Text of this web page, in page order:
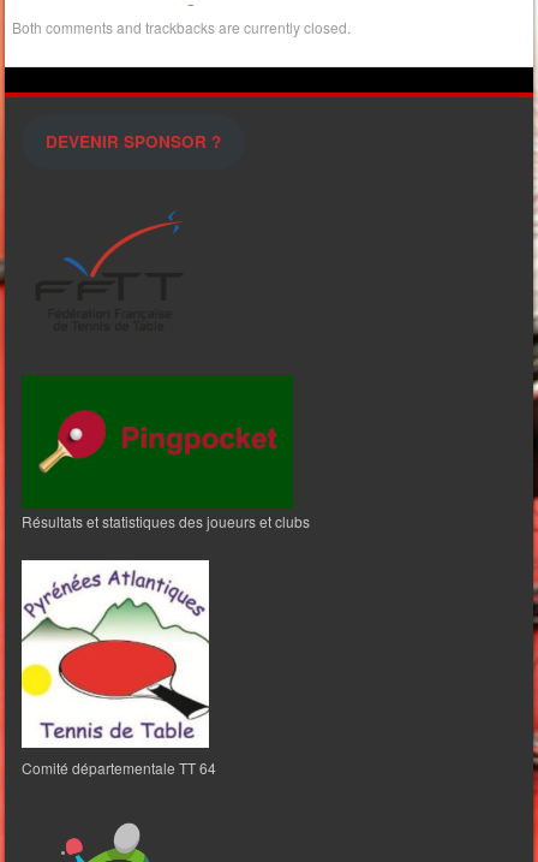
Both comments and trackbacks are currently closed.
DEVENIR SPONSOR ?
Résultats et statistiques des joueurs et clubs
Comité départementale TT 64